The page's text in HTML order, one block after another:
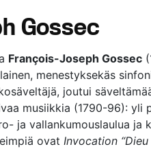
Gossec
François-Joseph Gossec
menestyksekäs
joutui
musiikkia (1790-96): yli
ja vallankumouslaulua ja
ovat Invocation